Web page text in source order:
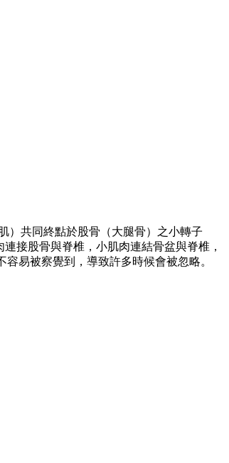
）共同終點於股骨（大腿骨）之小轉子
連接股骨與脊椎，小肌肉連結骨盆與脊椎，
易被察覺到，導致許多時候會被忽略。